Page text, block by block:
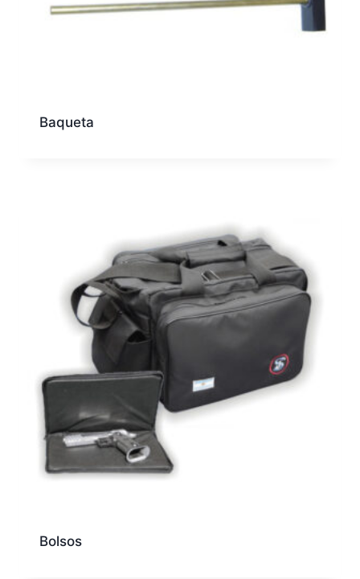
Baqueta
Bolsos